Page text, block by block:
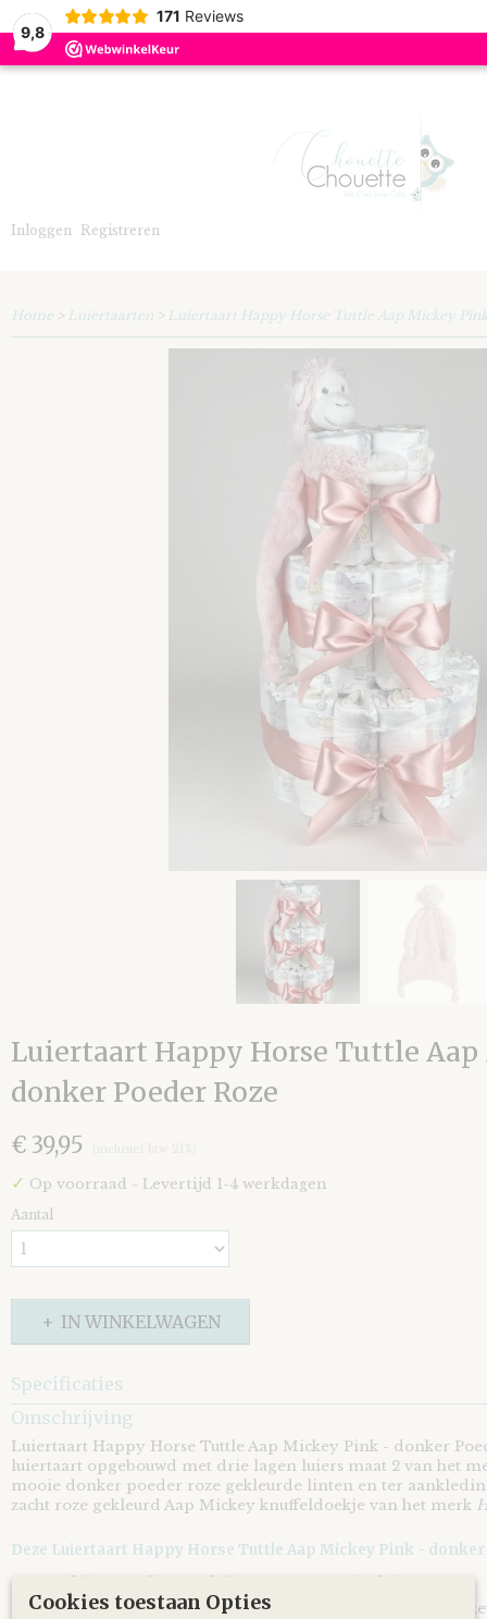
9,8
171 Reviews
Inloggen Registreren
Home > Luiertaarten > Luiertaart Happy Horse Tuttle Aap Mickey
Luiertaart Happy Horse Tuttle
donker Poeder Roze
€ 39,95
✓ Op voorraad - Levertijd 1-4 werkdagen
Aantal
IN WINKELWAGEN
Specificaties
EAN code
8721073406354
Omschrijving
Luiertaart Happy Horse Tuttle Aap Mickey Pink - donker
luiertaart opgebouwd met drie lagen luiers maat 2 van het
mooie donker poeder roze gekleurde linten en ter
zacht roze gekleurd Aap Mickey knuffeldoekje van het merk
Deze Luiertaart Happy Horse Tuttle Aap Mickey Pink - donker
40 luiers van het merk
maat 2 (4-8kg)
Een roze gekleurd tuttledoekje | knuffeldoekje Aap
Cookies toestaan Opties